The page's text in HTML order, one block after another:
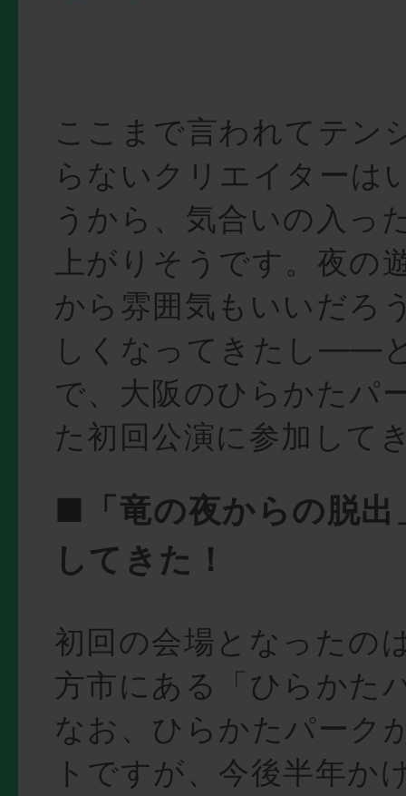
ここまで言われてテン
らないクリエイターは
うから、気合いの入っ
上がりそうです。夜の
から雰囲気もいいだろ
しくなってきたし——
で、大阪のひらかたパ
た初回公演に参加して
■「竜の夜からの脱出
してきた！
初回の会場となったの
方市にある「ひらかた
なお、ひらかたパーク
トですが、今後半年か